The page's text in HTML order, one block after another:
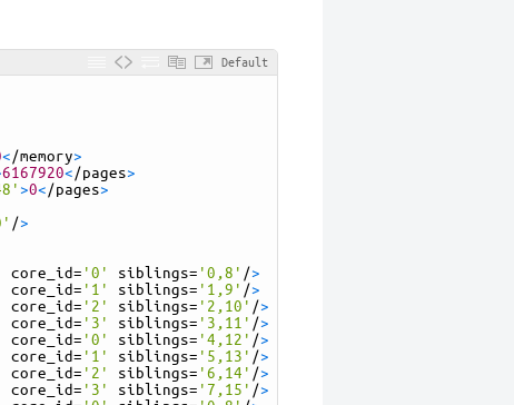
Default
< /memory>
6167920< /pages>
>0< /pages>
/>
core_id= '0' siblings= '0,8' />
core_id= '1' siblings= '1,9' />
core_id= '2' siblings= '2,10' />
core_id= '3' siblings= '3,11' />
core_id= '0' siblings= '4,12' />
core_id= '1' siblings= '5,13' />
core_id= '2' siblings= '6,14' />
core_id= '3' siblings= '7,15' />